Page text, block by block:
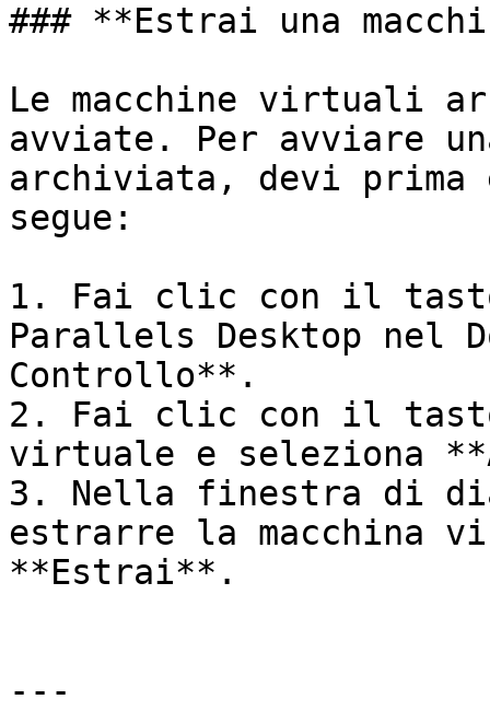
### **Estrai una
Le macchine virtuali
avviate. Per avviare
archiviata, devi prima
segue:
1. Fai clic con il
Parallels Desktop nel
Controllo**.
2. Fai clic con il tasto
virtuale e seleziona
3. Nella finestra di
estrarre la macchina
**Estrai**.
---